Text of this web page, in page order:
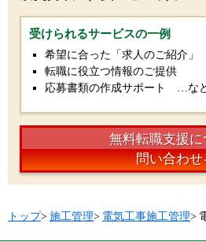
受けられるサービスの一例
希望に合った「求人のご紹介」
転職に役立つ情報のご提供
応募書類の作成サポート …な
無料転職支援に
問い合わせ
トップ> 施工管理> 電気工事施工管理>